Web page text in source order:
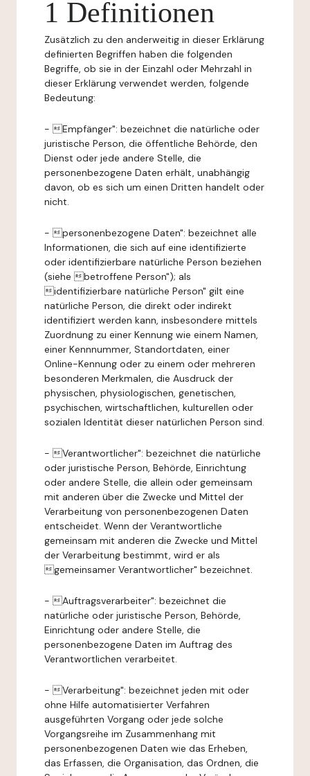
1 Definitionen
Zusätzlich zu den anderweitig in dieser Erklärung
definierten Begriffen haben die folgenden
Begriffe, ob sie in der Einzahl oder Mehrzahl in
dieser Erklärung verwendet werden, folgende
Bedeutung:
- Empfänger": bezeichnet die natürliche oder
juristische Person, die öffentliche Behörde, den
Dienst oder jede andere Stelle, die
personenbezogene Daten erhält, unabhängig
davon, ob es sich um einen Dritten handelt oder
nicht.
- personenbezogene Daten": bezeichnet alle
Informationen, die sich auf eine identifizierte
oder identifizierbare natürliche Person beziehen
(siehe betroffene Person"); als
identifizierbare natürliche Person" gilt eine
natürliche Person, die direkt oder indirekt
identifiziert werden kann, insbesondere mittels
Zuordnung zu einer Kennung wie einem Namen,
einer Kennnummer, Standortdaten, einer
Online-Kennung oder zu einem oder mehreren
besonderen Merkmalen, die Ausdruck der
physischen, physiologischen, genetischen,
psychischen, wirtschaftlichen, kulturellen oder
sozialen Identität dieser natürlichen Person sind.
- Verantwortlicher": bezeichnet die natürliche
oder juristische Person, Behörde, Einrichtung
oder andere Stelle, die allein oder gemeinsam
mit anderen über die Zwecke und Mittel der
Verarbeitung von personenbezogenen Daten
entscheidet. Wenn der Verantwortliche
gemeinsam mit anderen die Zwecke und Mittel
der Verarbeitung bestimmt, wird er als
gemeinsamer Verantwortlicher" bezeichnet.
- Auftragsverarbeiter": bezeichnet die
natürliche oder juristische Person, Behörde,
Einrichtung oder andere Stelle, die
personenbezogene Daten im Auftrag des
Verantwortlichen verarbeitet.
- Verarbeitung": bezeichnet jeden mit oder
ohne Hilfe automatisierter Verfahren
ausgeführten Vorgang oder jede solche
Vorgangsreihe im Zusammenhang mit
personenbezogenen Daten wie das Erheben,
das Erfassen, die Organisation, das Ordnen, die